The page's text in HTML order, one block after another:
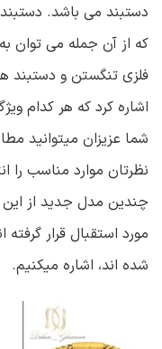
دستبند می باشد.
که از آن جمله می توان
فلزی تنگستن و دستبند
اشاره کرد که هر کدام
شما عزیزان میتوانید
نظرتان موارد مناسب را
مورد استقبال قرار
شده اند، اشاره میکنیم.